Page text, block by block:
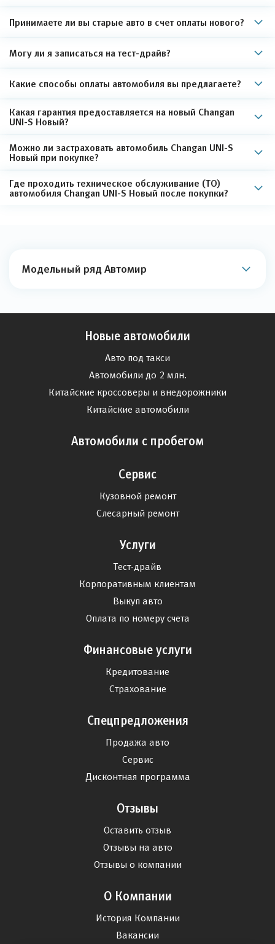
Принимаете ли вы старые авто в счет оплаты нового?
Могу ли я записаться на тест-драйв?
Какие способы оплаты автомобиля вы предлагаете?
Какая гарантия предоставляется на новый Changan
UNI-S Новый?
Можно ли застраховать автомобиль Changan UNI-S
Новый при покупке?
Где проходить техническое обслуживание (ТО)
автомобиля Changan UNI-S Новый после покупки?
Модельный ряд Автомир
Новые автомобили
Авто под такси
Автомобили до 2 млн.
Китайские кроссоверы и внедорожники
Китайские автомобили
Автомобили с пробегом
Сервис
Кузовной ремонт
Слесарный ремонт
Услуги
Тест-драйв
Корпоративным клиентам
Выкуп авто
Оплата по номеру счета
Финансовые услуги
Кредитование
Страхование
Спецпредложения
Продажа авто
Сервис
Дисконтная программа
Отзывы
Оставить отзыв
Отзывы на авто
Отзывы о компании
О Компании
История Компании
Вакансии